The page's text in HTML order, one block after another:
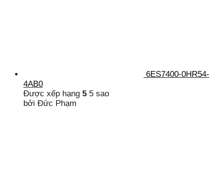
6ES7400-0HR54-
4AB0
Được xếp hạng 5 5 sao
bởi Đức Phạm